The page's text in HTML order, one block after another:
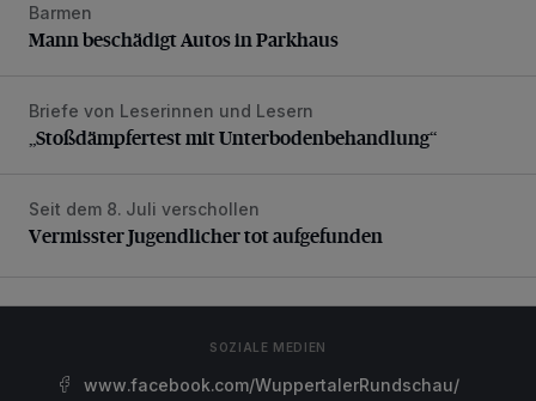
Mann beschädigt Autos in Parkhaus
Barmen
Mann beschädigt Autos in Parkhaus
„Stoßdämpfertest mit Unterbodenbehandlung“
Briefe von Leserinnen und Lesern
„Stoßdämpfertest mit Unterbodenbehandlung“
Vermisster Jugendlicher tot aufgefunden
Seit dem 8. Juli verschollen
Vermisster Jugendlicher tot aufgefunden
SOZIALE MEDIEN
www.facebook.com/WuppertalerRundschau/